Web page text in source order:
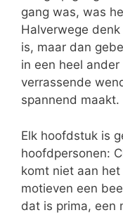
gang was, was
Halverwege
is, maar dan
in een heel
verrassende
spannend maakt.
Elk hoofdstuk is
hoofdpersonen:
komt niet aan
motieven een
dat is prima, een